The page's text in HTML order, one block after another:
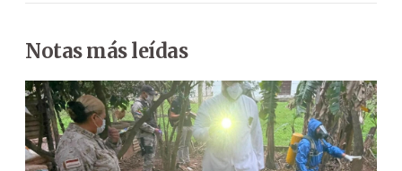
Notas más leídas